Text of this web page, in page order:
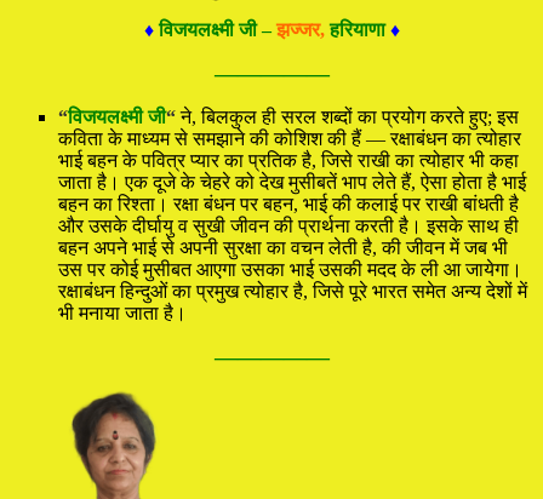
♦विजयलक्ष्मी जी –झज्जर,हरियाणा ♦
—————
“विजयलक्ष्मी जी“ने, बिलकुल ही सरल शब्दों का प्रयोग करते हुए; इस
कविता के माध्यम से समझाने की कोशिश की हैं — रक्षाबंधन का त्योहार
भाई बहन के पवित्र प्यार का प्रतिक है, जिसे राखी का त्योहार भी कहा
जाता है। एक दूजे के चेहरे को देख मुसीबतें भाप लेते हैं, ऐसा होता है भाई
बहन का रिश्ता। रक्षा बंधन पर बहन, भाई की कलाई पर राखी बांधती है
और उसके दीर्घायु व सुखी जीवन की प्रार्थना करती है। इसके साथ ही
बहन अपने भाई से अपनी सुरक्षा का वचन लेती है, की जीवन में जब भी
उस पर कोई मुसीबत आएगा उसका भाई उसकी मदद के ली आ जायेगा।
रक्षाबंधन हिन्दुओं का प्रमुख त्योहार है, जिसे पूरे भारत समेत अन्य देशों में
भी मनाया जाता है।
—————